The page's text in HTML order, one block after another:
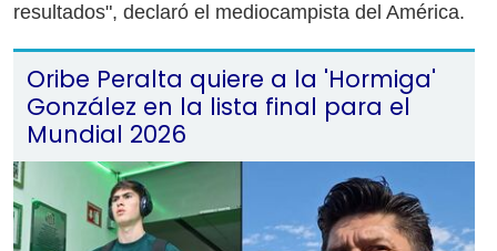
resultados", declaró el mediocampista del América.
Oribe Peralta quiere a la 'Hormiga'
González en la lista final para el
Mundial 2026